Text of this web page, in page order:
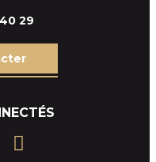
40 29